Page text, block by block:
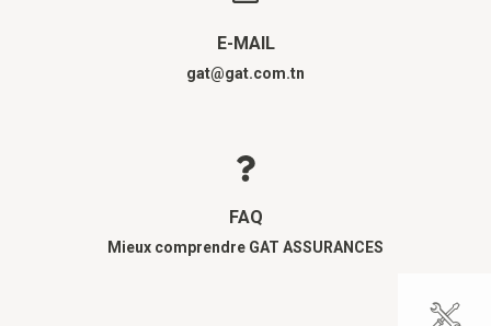
E-MAIL
gat@gat.com.tn
FAQ
Mieux comprendre GAT ASSURANCES